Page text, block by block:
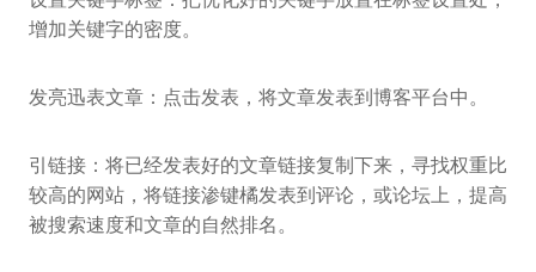
增加关键字的密度。
发亮迅表文章：点击发表，将文章发表到博客平台中。
引链接：将已经发表好的文章链接复制下来，寻找权重比
较高的网站，将链接渗键橘发表到评论，或论坛上，提高
被搜索速度和文章的自然排名。